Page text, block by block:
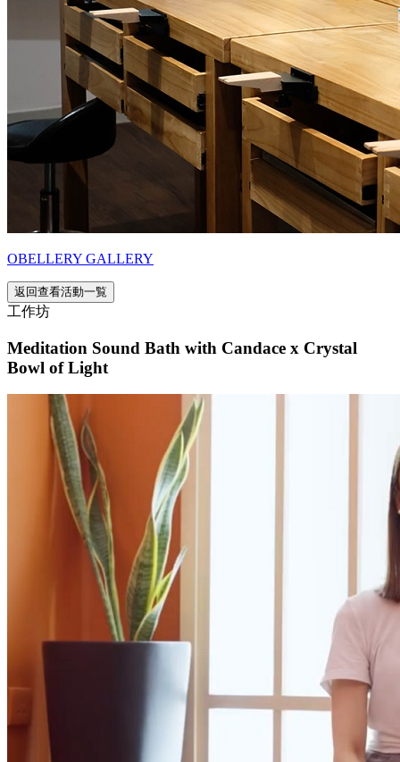
OBELLERY GALLERY
返回查看活動一覧
工作坊
Meditation Sound Bath with Candace x Crystal
Bowl of Light